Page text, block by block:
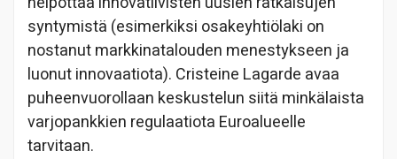
syntymistä (esimerkiksi osakeyhtiölaki on
nostanut markkinatalouden menestykseen ja
luonut innovaatiota). Cristeine Lagarde avaa
puheenvuorollaan keskustelun siitä minkälaista
varjopankkien regulaatiota Euroalueelle
tarvitaan.